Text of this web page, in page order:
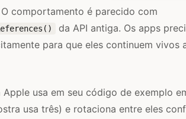
O comportamento é parecido com
da API antiga. Os apps
para que eles continuem vivos
usa em seu código de exemplo
usa três) e rotaciona entre eles